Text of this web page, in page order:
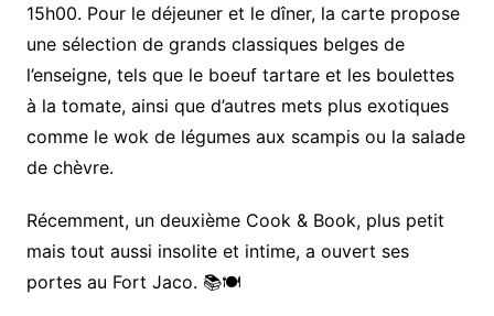
15h00. Pour le déjeuner et le dîner, la carte propose
une sélection de grands classiques belges de
l’enseigne, tels que le boeuf tartare et les boulettes
à la tomate, ainsi que d’autres mets plus exotiques
comme le wok de légumes aux scampis ou la salade
de chèvre.
Récemment, un deuxième Cook & Book, plus petit
mais tout aussi insolite et intime, a ouvert ses
portes au Fort Jaco. 📚🍽️